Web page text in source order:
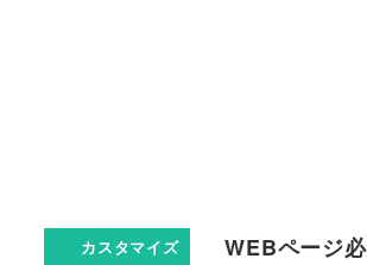
カスタマイズ
WEBページ